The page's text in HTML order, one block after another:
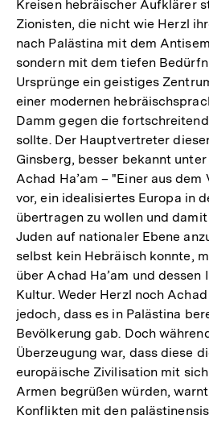
Kreisen hebräischer Aufklärer
Zionisten, die nicht wie Herzl
nach Palästina mit dem
sondern mit dem tiefen
Ursprünge ein geistiges
einer modernen
Damm gegen die
sollte. Der Hauptvertreter
Ginsberg, besser bekannt
Achad Ha’am – "Einer aus dem
vor, ein idealisiertes Europa in
übertragen zu wollen und
Juden auf nationaler Ebene
selbst kein Hebräisch konnte,
über Achad Ha’am und dessen
Kultur. Weder Herzl noch
jedoch, dass es in Palästina
Bevölkerung gab. Doch
Überzeugung war, dass diese
europäische Zivilisation mit
Armen begrüßen würden,
Konflikten mit den